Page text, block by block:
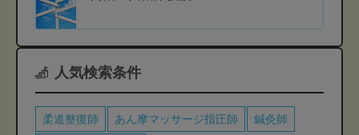
人気検索条件
柔道整復師 あん摩マッサージ指圧師 鍼灸師